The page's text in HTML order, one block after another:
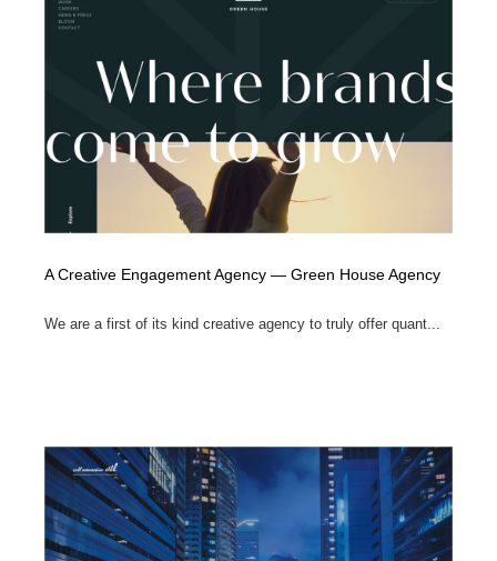
A Creative Engagement Agency — Green House Agency
We are a first of its kind creative agency to truly offer quant...